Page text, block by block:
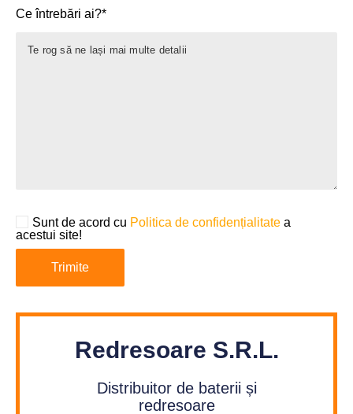
Ce întrebări ai?*
Sunt de acord cu Politica de confidențialitate a
acestui site!
Redresoare S.R.L.
Distribuitor de baterii și
redresoare